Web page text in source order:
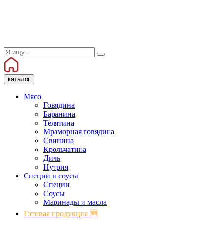
каталог
Мясо
Говядина
Баранина
Телятина
Мраморная говядина
Свинина
Крольчатина
Дичь
Нутрия
Специи и соусы
Специи
Соусы
Маринады и масла
Готовая продукция 🆕